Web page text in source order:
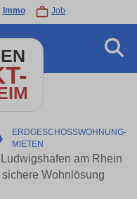
Immo Job
ERDGESCHOSSWOHNUNG-
MIETEN
am Rhein
Wohnlösung